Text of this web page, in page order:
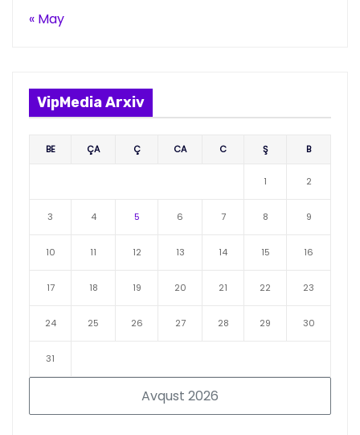
« May
VipMedia Arxiv
Avqust 2026
BE ÇA Ç CA C Ş B
1 2
3 4 5 6 7 8 9
10 11 12 13 14 15 16
17 18 19 20 21 22 23
24 25 26 27 28 29 30
31